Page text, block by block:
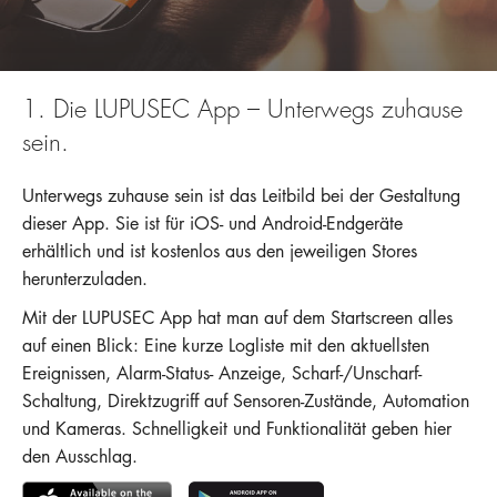
DEUTSCH
1. Die LUPUSEC App – Unterwegs zuhause
sein.
Unterwegs zuhause sein ist das Leitbild bei der Gestaltung
dieser App. Sie ist für iOS- und Android-Endgeräte
erhältlich und ist kostenlos aus den jeweiligen Stores
herunterzuladen.
Mit der LUPUSEC App hat man auf dem Startscreen alles
auf einen Blick: Eine kurze Logliste mit den aktuellsten
Ereignissen, Alarm-Status- Anzeige, Scharf-/Unscharf-
Schaltung, Direktzugriff auf Sensoren-Zustände, Automation
und Kameras. Schnelligkeit und Funktionalität geben hier
den Ausschlag.